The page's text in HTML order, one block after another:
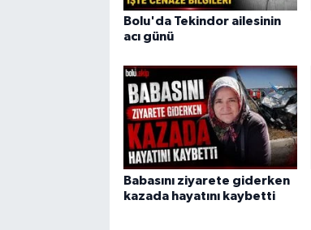
Bolu'da Tekindor ailesinin
acı günü
Babasını ziyarete giderken
kazada hayatını kaybetti